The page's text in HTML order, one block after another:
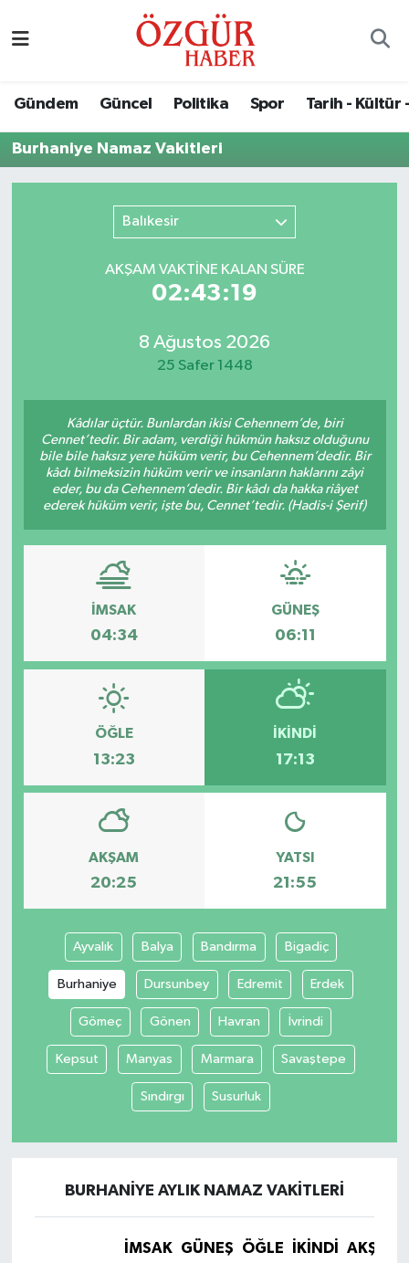
Gündem Güncel Politika Spor Tarih - Kültür
Burhaniye Namaz Vakitleri
Balıkesir
AKŞAM VAKTİNE KALAN SÜRE
02:43:19
8 Ağustos 2026
25 Safer 1448
Kâdılar üçtür. Bunlardan ikisi Cehennem’de, biri
Cennet’tedir. Bir adam, verdiği hükmün haksız olduğunu
bile bile haksız yere hüküm verir, bu Cehennem’dedir. Bir
kâdı bilmeksizin hüküm verir ve insanların haklarını zâyi
eder, bu da Cehennem’dedir. Bir kâdı da hakka riâyet
ederek hüküm verir, işte bu, Cennet’tedir. (Hadis-i Şerif)
İMSAK
04:34
GÜNEŞ
06:11
ÖĞLE
13:23
İKINDI
17:13
AKŞAM
20:25
YATSI
21:55
Ayvalık Balya Bandırma Bigadiç
Burhaniye Dursunbey Edremit Erdek
Gömeç Gönen Havran İvrindi
Kepsut Manyas Marmara Savaştepe
Sındırgı Susurluk
BURHANIYE AYLIK NAMAZ VAKITLERI
İMSAK GÜNEŞ ÖĞLE İKINDI
AKŞAM
Ekonomi
Sağlık
Spor
Tarih - Kültür - Sanat - Turizm
Yaşam
Nöbetçi Eczaneler
Trafik Durumu
Tüm Manşetler
Son Dakika Haberleri